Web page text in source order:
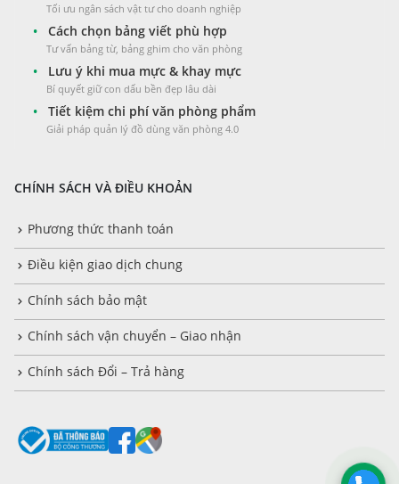
Tối ưu ngân sách vật tư cho doanh nghiệp
• Cách chọn bảng viết phù hợp
Tư vấn bảng từ, bảng ghim cho văn phòng
• Lưu ý khi mua mực & khay mực
Bí quyết giữ con dấu bền đẹp lâu dài
• Tiết kiệm chi phí văn phòng phẩm
Giải pháp quản lý đồ dùng văn phòng 4.0
CHÍNH SÁCH VÀ ĐIỀU KHOẢN
Phương thức thanh toán
Điều kiện giao dịch chung
Chính sách bảo mật
Chính sách vận chuyển – Giao nhận
Chính sách Đổi – Trả hàng